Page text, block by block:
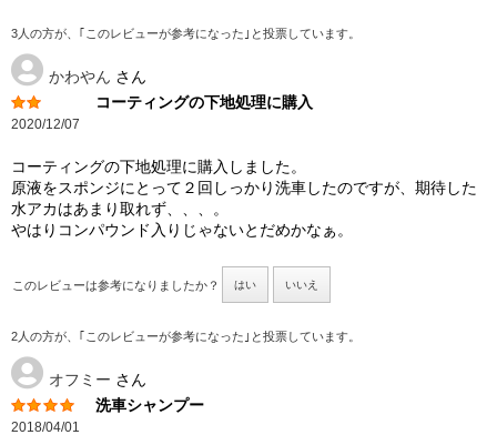
3人の方が、｢このレビューが参考になった｣と投票しています。
かわやん さん
コーティングの下地処理に購入
2020/12/07
コーティングの下地処理に購入しました。
原液をスポンジにとって２回しっかり洗車したのですが、期待した
水アカはあまり取れず、、、。
やはりコンパウンド入りじゃないとだめかなぁ。
このレビューは参考になりましたか？ はい いいえ
2人の方が、｢このレビューが参考になった｣と投票しています。
オフミー さん
洗車シャンプー
2018/04/01